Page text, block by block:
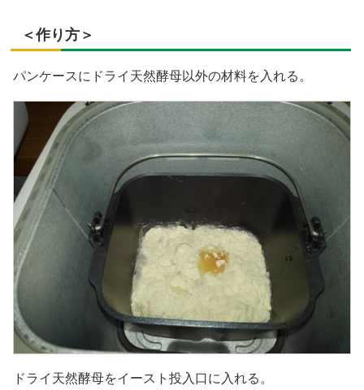
＜作り方＞
パンケースにドライ天然酵母以外の材料を入れる。
ドライ天然酵母をイースト投入口に入れる。